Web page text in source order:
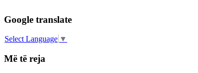
Google translate
Select Language ▼
Më të reja